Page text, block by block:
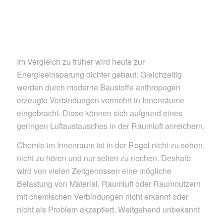
Im Vergleich zu früher wird heute zur
Energieeinsparung dichter gebaut. Gleichzeitig
werden durch moderne Baustoffe anthropogen
erzeugte Verbindungen vermehrt in Innenräume
eingebracht. Diese können sich aufgrund eines
geringen Luftaustausches in der Raumluft anreichern.
Chemie im Innenraum ist in der Regel nicht zu sehen,
nicht zu hören und nur selten zu riechen. Deshalb
wird von vielen Zeitgenossen eine mögliche
Belastung von Material, Raumluft oder Raumnutzern
mit chemischen Verbindungen nicht erkannt oder
nicht als Problem akzeptiert. Weitgehend unbekannt